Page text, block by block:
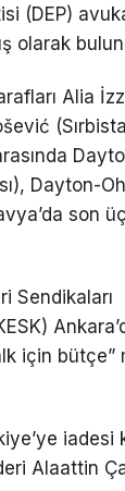
(DEP)
olarak
Alia
Dayton-
son
Sendikaları
için bütçe”
iadesi
Alaattin